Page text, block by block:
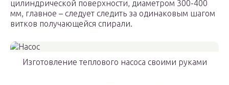
цилиндрической поверхности, диаметром 300-400
мм, главное – следует следить за одинаковым шагом
витков получающейся спирали.
Изготовление теплового насоса своими руками